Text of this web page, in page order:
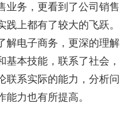
业务，更看到了公司销售
上都有了较大的飞跃。
解电子商务，更深的理解
基本技能，联系了社会，
联系实际的能力，分析问
力也有所提高。